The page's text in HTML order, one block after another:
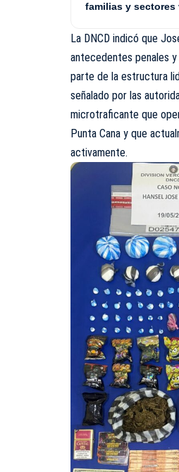
familias y sectores
La DNCD indicó que
antecedentes penales
parte de la estructura
señalado por las
microtraficante que
Punta Cana y que
activamente.